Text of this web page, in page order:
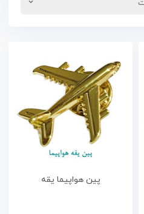
پین هواپیما یقه